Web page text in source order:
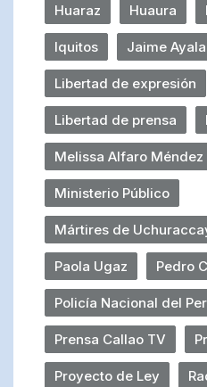
Huaraz Huaura
Iquitos Jaime
Libertad de expresión
Libertad de prensa
Melissa Alfaro Méndez
Ministerio Público
Mártires de
Paola Ugaz Pedro
Policía Nacional del
Prensa Callao TV
Proyecto de Ley